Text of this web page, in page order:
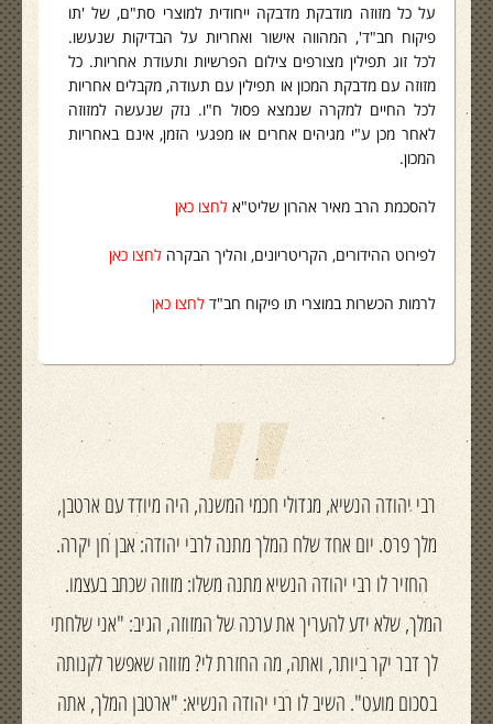
על כל מזוזה מודבקת מדבקה ייחודית למוצרי סת"ם, של 'תו
פיקוח חב"ד', המהווה אישור ואחריות על הבדיקות שנעשו.
לכל זוג תפילין מצורפים צילום הפרשיות ותעודת אחריות. כל
מזוזה עם מדבקת המכון או תפילין עם תעודה, מקבלים אחריות
לכל החיים למקרה שנמצא פסול ח"ו. נזק שנעשה למזוזה
לאחר מכן ע"י מגיהים אחרים או מפגעי הזמן, אינם באחריות
המכון.
להסכמת הרב מאיר אהרון שליט"א לחצו כאן
לפירוט ההידורים, הקריטריונים, והליך הבקרה לחצו כאן
לרמות הכשרות במוצרי תו פיקוח חב"ד לחצו כאן
רבי יהודה הנשיא, מגדולי חכמי המשנה, היה מיודד עם ארטבן,
מלך פרס. יום אחד שלח המלך מתנה לרבי יהודה: אבן חן יקרה.
החזיר לו רבי יהודה הנשיא מתנה משלו: מזוזה שכתב בעצמו.
המלך, שלא ידע להעריך את ערכה של המזוזה, הגיב: "אני שלחתי
לך דבר יקר ביותר, ואתה, מה החזרת לי? מזוזה שאפשר לקנותה
בסכום מועט". השיב לו רבי יהודה הנשיא: "ארטבן המלך, אתה
"